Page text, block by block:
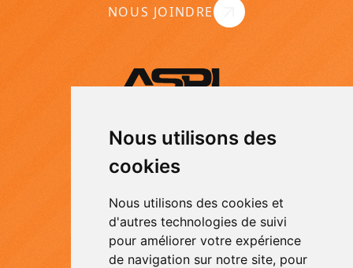
Nous utilisons des
cookies
Nous utilisons des cookies et
d'autres technologies de suivi
pour améliorer votre expérience
de navigation sur notre site, pour
Nous utilisons des
cookies
Nous utilisons des cookies et
d'autres technologies de suivi
pour améliorer votre expérience
de navigation sur notre site, pour
NOUS JOINDRE
À PROPOS
SERVICES
CARRIÈRES
NOUS JOINDRE